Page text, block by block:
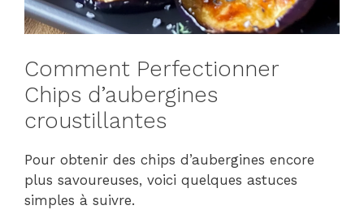
Comment Perfectionner
Chips d’aubergines
croustillantes
Pour obtenir des chips d’aubergines encore
plus savoureuses, voici quelques astuces
simples à suivre.